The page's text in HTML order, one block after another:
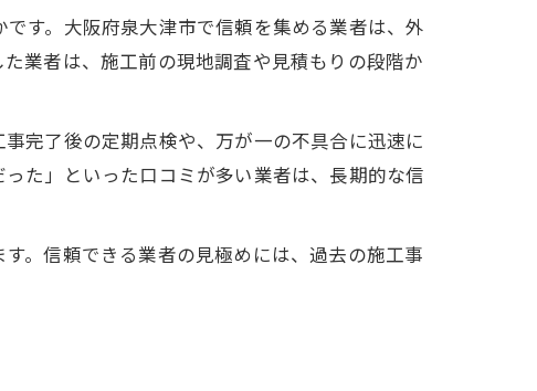
す。大阪府泉大津市で信頼を集める業者は、外
業者は、施工前の現地調査や見積もりの段階か
完了後の定期点検や、万が一の不具合に迅速に
た」といった口コミが多い業者は、長期的な信
。信頼できる業者の見極めには、過去の施工事